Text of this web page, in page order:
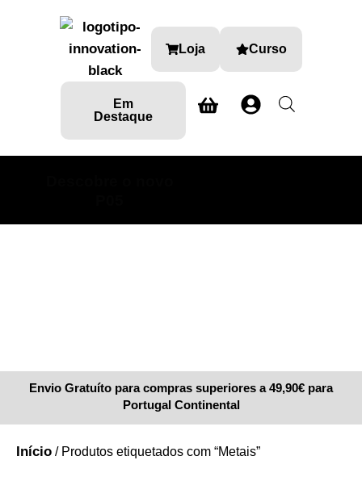
Loja Curso
Em
Destaque
Envio Gratuíto para compras superiores a 49,90€ para
Portugal Continental
Início / Produtos etiquetados com “Metais”